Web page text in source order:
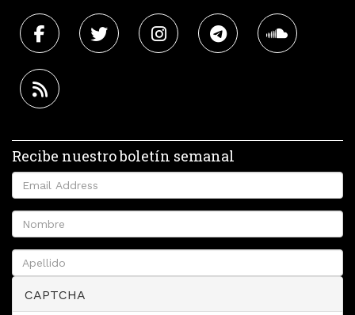
Recibe nuestro boletín semanal
CAPTCHA